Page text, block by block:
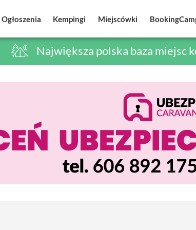
Ogłoszenia Kempingi Miejscówki
Największa polska baza miejsc
Ogłoszenia Kempingi Miejscówki